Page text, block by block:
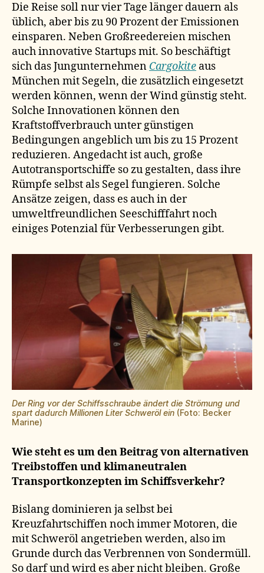
Die Reise soll nur vier Tage länger dauern als
üblich, aber bis zu 90 Prozent der Emissionen
einsparen. Neben Großreedereien mischen
auch innovative Startups mit. So beschäftigt
sich das Jungunternehmen Cargokite aus
München mit Segeln, die zusätzlich eingesetzt
werden können, wenn der Wind günstig steht.
Solche Innovationen können den
Kraftstoffverbrauch unter günstigen
Bedingungen angeblich um bis zu 15 Prozent
reduzieren. Angedacht ist auch, große
Autotransportschiffe so zu gestalten, dass ihre
Rümpfe selbst als Segel fungieren. Solche
Ansätze zeigen, dass es auch in der
umweltfreundlichen Seeschifffahrt noch
einiges Potenzial für Verbesserungen gibt.
Der Ring vor der Schiffsschraube ändert die Strömung und
spart dadurch Millionen Liter Schweröl ein (Foto: Becker
Marine)
Wie steht es um den Beitrag von alternativen
Treibstoffen und klimaneutralen
Transportkonzepten im Schiffsverkehr?
Bislang dominieren ja selbst bei
Kreuzfahrtschiffen noch immer Motoren, die
mit Schweröl angetrieben werden, also im
Grunde durch das Verbrennen von Sondermüll.
So darf und wird es aber nicht bleiben. Große